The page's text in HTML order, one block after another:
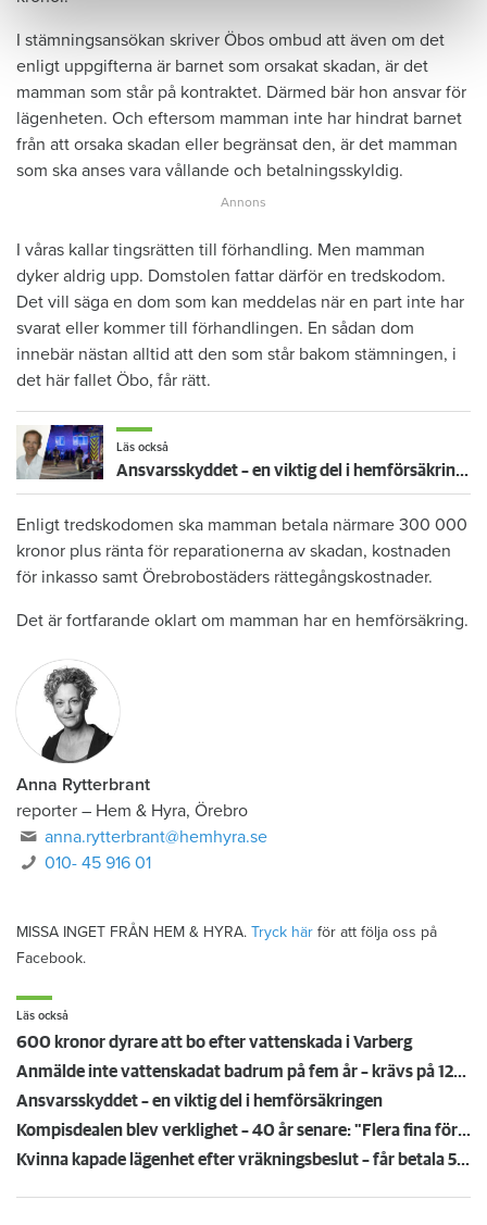
I stämningsansökan skriver Öbos ombud att även om det
enligt uppgifterna är barnet som orsakat skadan, är det
mamman som står på kontraktet. Därmed bär hon ansvar för
lägenheten. Och eftersom mamman inte har hindrat barnet
från att orsaka skadan eller begränsat den, är det mamman
som ska anses vara vållande och betalningsskyldig.
I våras kallar tingsrätten till förhandling. Men mamman
dyker aldrig upp. Domstolen fattar därför en tredskodom.
Det vill säga en dom som kan meddelas när en part inte har
svarat eller kommer till förhandlingen. En sådan dom
innebär nästan alltid att den som står bakom stämningen, i
det här fallet Öbo, får rätt.
Läs också
Ansvarsskyddet – en viktig del i hemförsäkringen
Enligt tredskodomen ska mamman betala närmare 300 000
kronor plus ränta för reparationerna av skadan, kostnaden
för inkasso samt Örebrobostäders rättegångskostnader.
Det är fortfarande oklart om mamman har en hemförsäkring.
Anna Rytterbrant
reporter – Hem & Hyra, Örebro
anna.rytterbrant@hemhyra.se
010- 45 916 01
MISSA INGET FRÅN HEM & HYRA. Tryck här för att följa oss på
Facebook.
Läs också
600 kronor dyrare att bo efter vattenskada i Varberg
Anmälde inte vattenskadat badrum på fem år – krävs på 125 000 kronor
Ansvarsskyddet – en viktig del i hemförsäkringen
Kompisdealen blev verklighet – 40 år senare: "Flera fina fördelar med att dela bostad"
Kvinna kapade lägenhet efter vräkningsbeslut – får betala 50 000